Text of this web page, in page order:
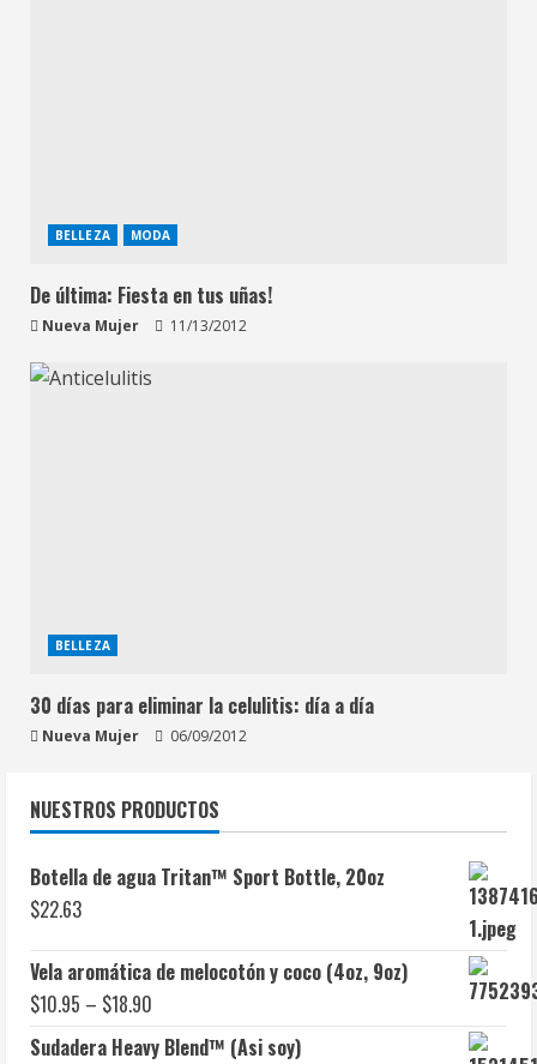
BELLEZA MODA
De última: Fiesta en tus uñas!
Nueva Mujer 11/13/2012
BELLEZA
30 días para eliminar la celulitis: día a día
Nueva Mujer 06/09/2012
NUESTROS PRODUCTOS
Botella de agua Tritan™ Sport Bottle, 20oz
$22.63
Vela aromática de melocotón y coco (4oz, 9oz)
$10.95 – $18.90
Sudadera Heavy Blend™ (Asi soy)